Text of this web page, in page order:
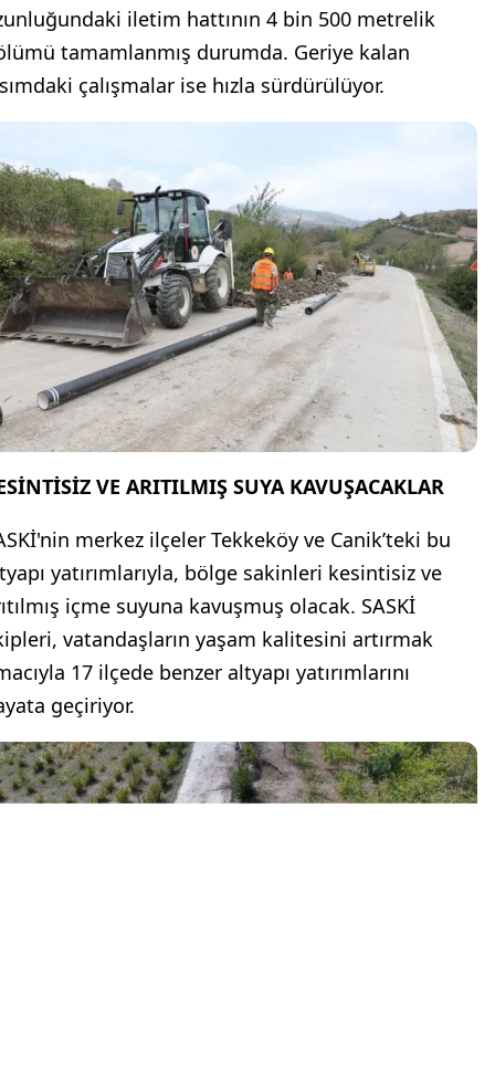
iletim hattının 4 bin 500 metrelik
tamamlanmış durumda. Geriye kalan
çalışmalar ise hızla sürdürülüyor.
VE ARITILMIŞ SUYA KAVUŞACAKLAR
merkez ilçeler Tekkeköy ve Canik’teki bu
yatırımlarıyla, bölge sakinleri kesintisiz ve
içme suyuna kavuşmuş olacak. SASKİ
vatandaşların yaşam kalitesini artırmak
17 ilçede benzer altyapı yatırımlarını
geçiriyor.